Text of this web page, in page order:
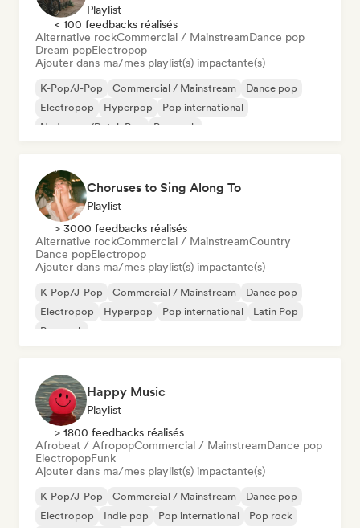
Playlist
< 100 feedbacks réalisés
Alternative rockCommercial / MainstreamDance pop
Dream popElectropop
Ajouter dans ma/mes playlist(s) impactante(s)
K-Pop/J-Pop Commercial / Mainstream
Dance pop
Electropop
Hyperpop
Pop international
Nederpop/Dutch Pop
Pop rock
Choruses to Sing Along To
Playlist
> 3000 feedbacks réalisés
Alternative rockCommercial / MainstreamCountry
Dance popElectropop
Ajouter dans ma/mes playlist(s) impactante(s)
K-Pop/J-Pop Commercial / Mainstream
Dance pop
Electropop
Hyperpop Pop international
Latin Pop
Pop rock
Happy Music
Playlist
> 1800 feedbacks réalisés
Afrobeat / AfropopCommercial / MainstreamDance pop
ElectropopFunk
Ajouter dans ma/mes playlist(s) impactante(s)
K-Pop/J-Pop Commercial / Mainstream
Dance pop
Electropop
Indie pop Pop international
Pop rock